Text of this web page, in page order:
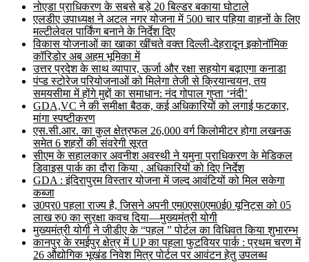
नोएडा प्राधिकरण के सबसे बड़े 20 बिल्डर बकाया घोटाले
एलडीए उपाध्यक्ष ने अटल नगर योजना में 500 चार पहिया वाहनों के लिए
मल्टीलेवल पार्किंग बनाने के निर्देश दिए
विकास योजनाओं का खाका खींचते वक्त दिल्ली-देहरादून इकोनॉमिक
कॉरिडोर अब अहम भूमिका में
उत्तर प्रदेश के साथ व्यापार, ऊर्जा और रक्षा सहयोग बढ़ाएगा कनाडा
पंप्ड स्टोरेज परियोजनाओं को मिलेगा तेजी से क्रियान्वयन, तय
समयसीमा में होंगे मुद्दों का समाधान: नंद गोपाल गुप्ता ‘नंदी’
GDA,VC ने की समीक्षा बैठक, कई अधिकारियों को लगाई फटकार,
मांगा स्पष्टीकरण
एस.सी.आर. का कुल क्षेत्रफल 26,000 वर्ग किलोमीटर होगा लखनऊ
समेत 6 शहरों की संवरेगी सूरत
सीएम के सहालकार अवनीश अवस्थी ने यमुना प्राधिकरण के मेडिकल
डिवाइस पार्क का दौरा किया , अधिकारियों को दिए निर्देश
GDA : इंदिरापुरम विस्तार योजना में जल्द आवंटियों को मिल सकेगा
कब्जा
उ0प्र0 पहला राज्य है, जिसने अपनी एम0एस0एम0ई0 यूनिट्स को 05
लाख रु0 का सुरक्षा कवच दिया—मुख्यमंत्री योगी
मुख्यमंत्री योगी ने जीडीए के “पहल ” पोर्टल का विधिवत किया शुभारम्भ
कानपुर के रमईपुर क्षेत्र में UP का पहला फुटवियर पार्क : प्रथम चरण में
26 औद्योगिक भूखंड निवेश मित्र पोर्टल पर आवंटन हेतु उपलब्ध